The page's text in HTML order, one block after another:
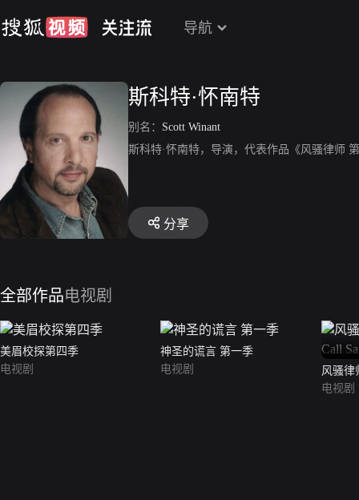
导航
斯科特·怀南特
别名： Scott Winant
斯科特·怀南特，导演，代表作品《风骚律师
分享
全部作品电视剧
美眉校探第四季
电视剧
神圣的谎言 第一季
电视剧
风骚律
Saul
电视剧